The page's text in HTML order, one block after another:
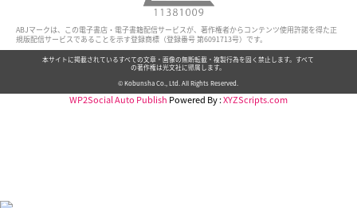
ABJマークは、この電子書店・電子書籍配信サービスが、著作権者からコンテンツ使用許諾を得た正
規版配信サービスであることを示す登録商標（登録番号 第6091713号）です。
本サイトに掲載されているすべての文章・画像の無断転載・複製行為を固く禁止します。すべて
の著作権は光文社に帰属します。
© Kobunsha Co., Ltd. All Rights Reserved.
WP2Social Auto Publish Powered By :XYZScripts.com